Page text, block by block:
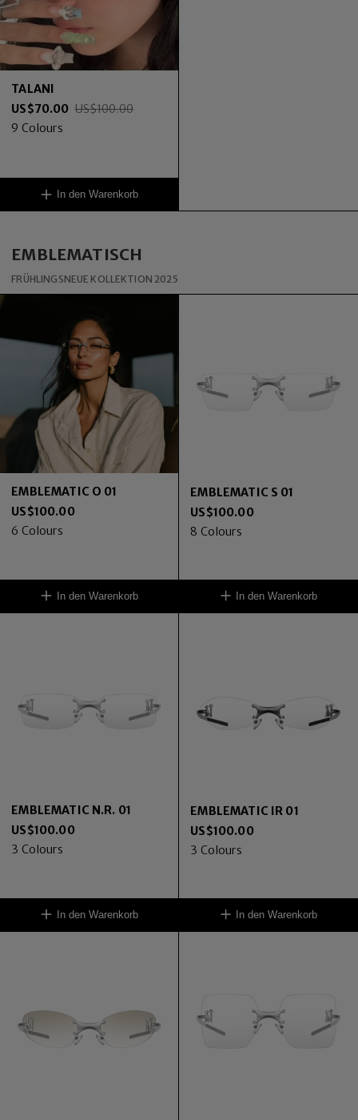
TALANI
US$70.00 US$100.00
9 Colours
In den Warenkorb
EMBLEMATISCH
FRÜHLINGSNEUE KOLLEKTION 2025
EMBLEMATIC O 01
US$100.00
6 Colours
In den Warenkorb
EMBLEMATIC S 01
US$100.00
8 Colours
In den Warenkorb
EMBLEMATIC N.R. 01
US$100.00
3 Colours
In den Warenkorb
EMBLEMATIC IR 01
US$100.00
3 Colours
In den Warenkorb